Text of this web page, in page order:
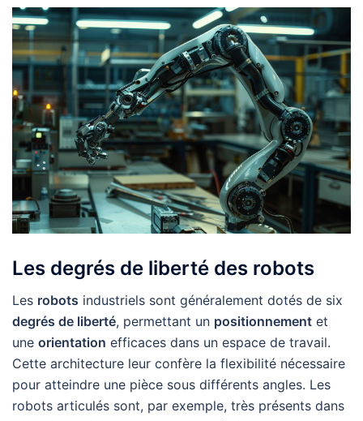
Les degrés de liberté des robots
Les robots industriels sont généralement dotés de six
degrés de liberté, permettant un positionnement et
une orientation efficaces dans un espace de travail.
Cette architecture leur confère la flexibilité nécessaire
pour atteindre une pièce sous différents angles. Les
robots articulés sont, par exemple, très présents dans